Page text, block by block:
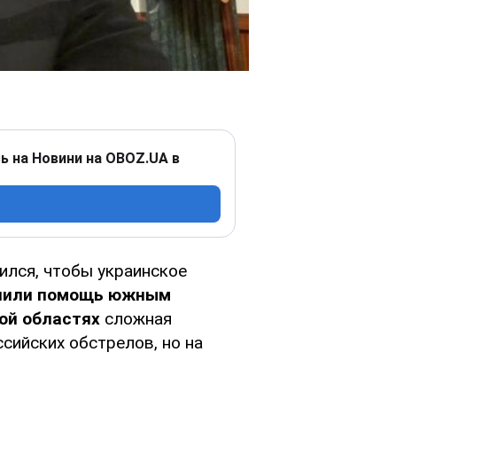
на Новини на OBOZ.UA в
чтобы украинское
помощь южным
областях сложная
обстрелов, но на